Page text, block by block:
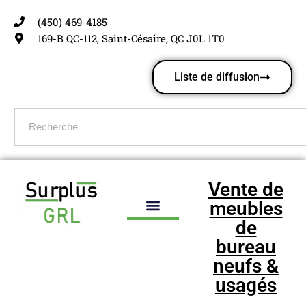
Aller
(450) 469-4185
169-B QC-112, Saint-Césaire, QC J0L 1T0
Liste de diffusion
Vente de
meubles
de
bureau
neufs &
usagés